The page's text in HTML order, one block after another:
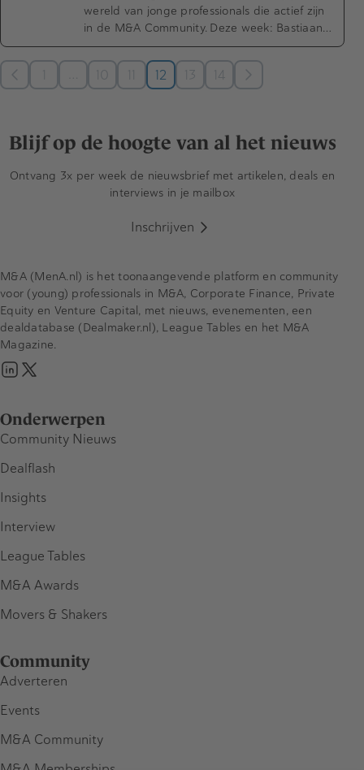
wereld van jonge professionals die actief zijn
in de M&A Community. Deze week: Bastiaan…
10 12 13 14
Blijf op de hoogte van al het nieuws
Ontvang 3x per week de nieuwsbrief met artikelen, deals en
interviews in je mailbox
Inschrijven
Onderwerpen
Community Nieuws
Dealflash
Insights
Interview
League Tables
M&A Awards
Movers & Shakers
Community
Adverteren
Events
M&A Community
M&A (MenA.nl) is het toonaangevende platform en community
voor (young) professionals in M&A, Corporate Finance, Private
Equity en Venture Capital, met nieuws, evenementen, een
dealdatabase (Dealmaker.nl), League Tables en het M&A
Magazine.